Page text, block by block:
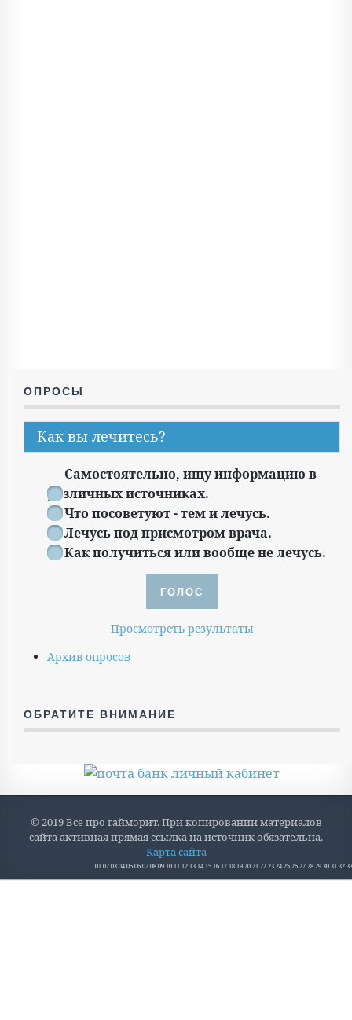
ОПРОСЫ
Как вы лечитесь?
Самостоятельно, ищу информацию в
различных источниках.
Что посоветуют - тем и лечусь.
Лечусь под присмотром врача.
Как получиться или вообще не лечусь.
Просмотреть результаты
Архив опросов
ОБРАТИТЕ ВНИМАНИЕ
© 2019 Все про гайморит. При копировании материалов
сайта активная прямая ссылка на источник обязательна.
Карта сайта
01 02 03 04 05 06 07 08 09 10 11 12 13 14 15 16 17 18 19 20 21 22 23 24 25 26 27 28 29 30 31 32 33